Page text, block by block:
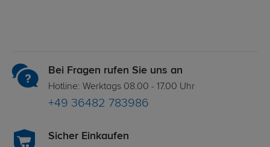
Bei Fragen rufen Sie uns an
Hotline: Werktags 08.00 - 17.00 Uhr
+49 36482 783986
Sicher Einkaufen